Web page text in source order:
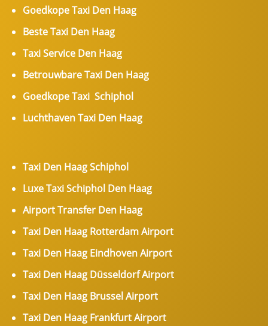
Goedkope Taxi Den Haag
Beste Taxi Den Haag
Taxi Service Den Haag
Betrouwbare Taxi Den Haag
Goedkope Taxi Schiphol
Luchthaven Taxi Den Haag
Taxi Den Haag Schiphol
Luxe Taxi Schiphol Den Haag
Airport Transfer Den Haag
Taxi Den Haag Rotterdam Airport
Taxi Den Haag Eindhoven Airport
Taxi Den Haag Düsseldorf Airport
Taxi Den Haag Brussel Airport
Taxi Den Haag Frankfurt Airport